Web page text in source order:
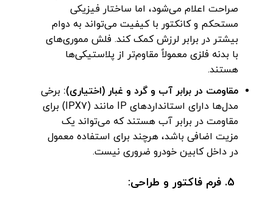
صراحت اعلام می‌شود، اما ساختار فیزیکی
مستحکم و کانکتور با کیفیت می‌تواند به دوام
بیشتر در برابر لرزش کمک کند. فلش مموری‌های
با بدنه فلزی معمولاً مقاوم‌تر از پلاستیکی‌ها
هستند.
مقاومت در برابر آب و گرد و غبار (اختیاری): برخی
مدل‌ها دارای استانداردهای IP مانند (IPX7) برای
مقاومت در برابر آب هستند که می‌تواند یک
مزیت اضافی باشد، هرچند برای استفاده معمول
در داخل کابین خودرو ضروری نیست.